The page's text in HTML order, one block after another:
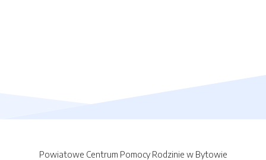
Powiatowe Centrum Pomocy Rodzinie w Bytowie